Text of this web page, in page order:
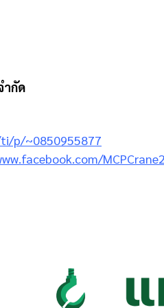
ำกัด
p/~0850955877